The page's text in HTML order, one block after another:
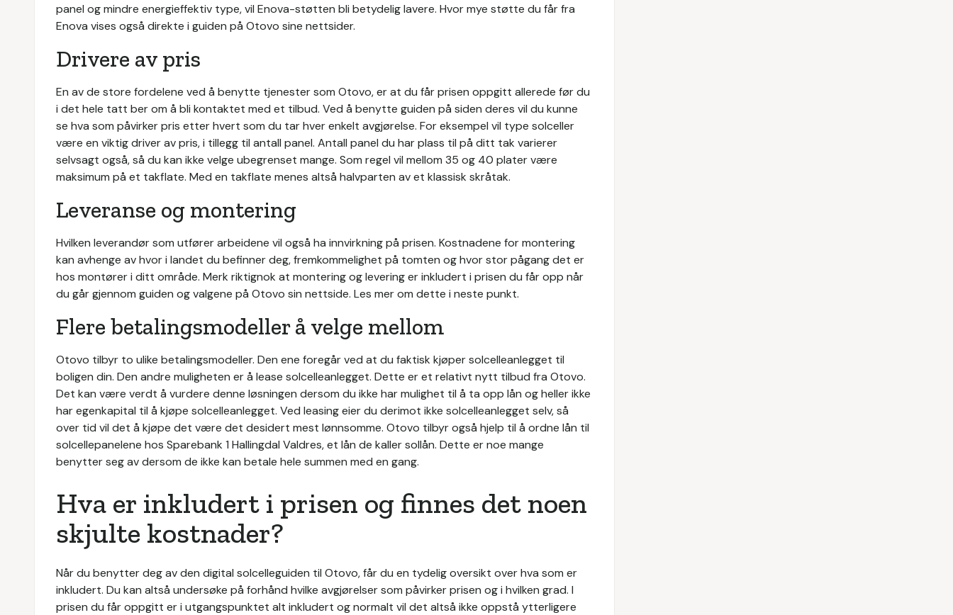
panel og mindre energieffektiv type, vil Enova-støtten bli betydelig lavere. Hvor mye støtte du får fra
Enova vises også direkte i guiden på Otovo sine nettsider.
Drivere av pris
En av de store fordelene ved å benytte tjenester som Otovo, er at du får prisen oppgitt allerede før du
i det hele tatt ber om å bli kontaktet med et tilbud. Ved å benytte guiden på siden deres vil du kunne
se hva som påvirker pris etter hvert som du tar hver enkelt avgjørelse. For eksempel vil type solceller
være en viktig driver av pris, i tillegg til antall panel. Antall panel du har plass til på ditt tak varierer
selvsagt også, så du kan ikke velge ubegrenset mange. Som regel vil mellom 35 og 40 plater være
maksimum på et takflate. Med en takflate menes altså halvparten av et klassisk skråtak.
Leveranse og montering
Hvilken leverandør som utfører arbeidene vil også ha innvirkning på prisen. Kostnadene for montering
kan avhenge av hvor i landet du befinner deg, fremkommelighet på tomten og hvor stor pågang det er
hos montører i ditt område. Merk riktignok at montering og levering er inkludert i prisen du får opp når
du går gjennom guiden og valgene på Otovo sin nettside. Les mer om dette i neste punkt.
Flere betalingsmodeller å velge mellom
Otovo tilbyr to ulike betalingsmodeller. Den ene foregår ved at du faktisk kjøper solcelleanlegget til
boligen din. Den andre muligheten er å lease solcelleanlegget. Dette er et relativt nytt tilbud fra Otovo.
Det kan være verdt å vurdere denne løsningen dersom du ikke har mulighet til å ta opp lån og heller ikke
har egenkapital til å kjøpe solcelleanlegget. Ved leasing eier du derimot ikke solcelleanlegget selv, så
over tid vil det å kjøpe det være det desidert mest lønnsomme. Otovo tilbyr også hjelp til å ordne lån til
solcellepanelene hos Sparebank 1 Hallingdal Valdres, et lån de kaller sollån. Dette er noe mange
benytter seg av dersom de ikke kan betale hele summen med en gang.
Hva er inkludert i prisen og finnes det noen
skjulte kostnader?
Når du benytter deg av den digital solcelleguiden til Otovo, får du en tydelig oversikt over hva som er
inkludert. Du kan altså undersøke på forhånd hvilke avgjørelser som påvirker prisen og i hvilken grad. I
prisen du får oppgitt er i utgangspunktet alt inkludert og normalt vil det altså ikke oppstå ytterligere